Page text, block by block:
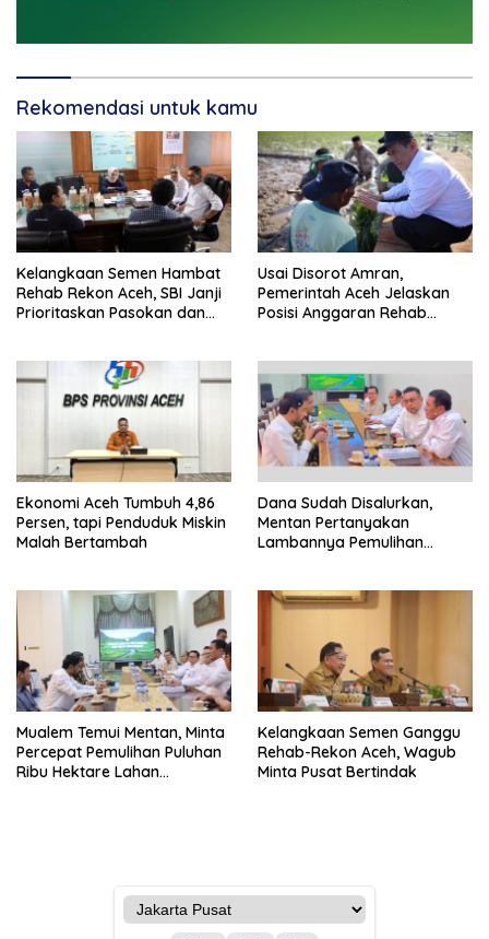
Rekomendasi untuk kamu
Kelangkaan Semen Hambat
Rehab Rekon Aceh, SBI Janji
Prioritaskan Pasokan dan
Usai Disorot Amran,
Pemerintah Aceh Jelaskan
Posisi Anggaran Rehab
Ekonomi Aceh Tumbuh 4,86
Persen, tapi Penduduk Miskin
Malah Bertambah
Dana Sudah Disalurkan,
Mentan Pertanyakan
Lambannya Pemulihan
Mualem Temui Mentan, Minta
Percepat Pemulihan Puluhan
Ribu Hektare Lahan
Kelangkaan Semen Ganggu
Rehab-Rekon Aceh, Wagub
Minta Pusat Bertindak